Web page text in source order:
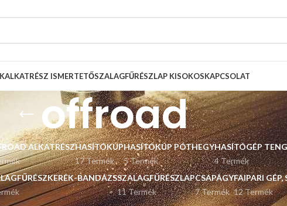
ALKATRÉSZ ISMERTETŐSZALAGFŰRÉSZLAP KISOKOSKAPCSOLAT
offroad
ALKATRÉSZHASÍTÓKÚP
17 Termék
HASÍTÓKÚP PÓTHEGY
5 Termék
HASÍTÓGÉP
4 Termék
BANDÁZSSZALAGFŰRÉSZLAP
11 Termék
CSAPÁGY
7 Termék
FAIPARI GÉP,
12 Termék